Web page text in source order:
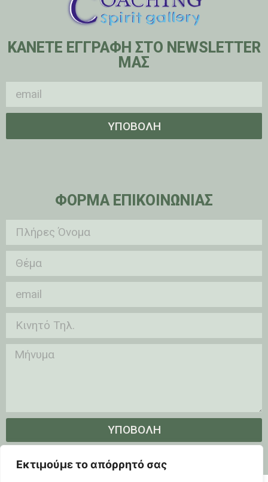
Εκτιμούμε το απόρρητό σας
ΚΑΝΕΤΕ ΕΓΓΡΑΦΗ ΣΤΟ NEWSLETTER
ΜΑΣ
ΥΠΟΒΟΛΗ
ΦΟΡΜΑ ΕΠΙΚΟΙΝΩΝΙΑΣ
ΥΠΟΒΟΛΗ